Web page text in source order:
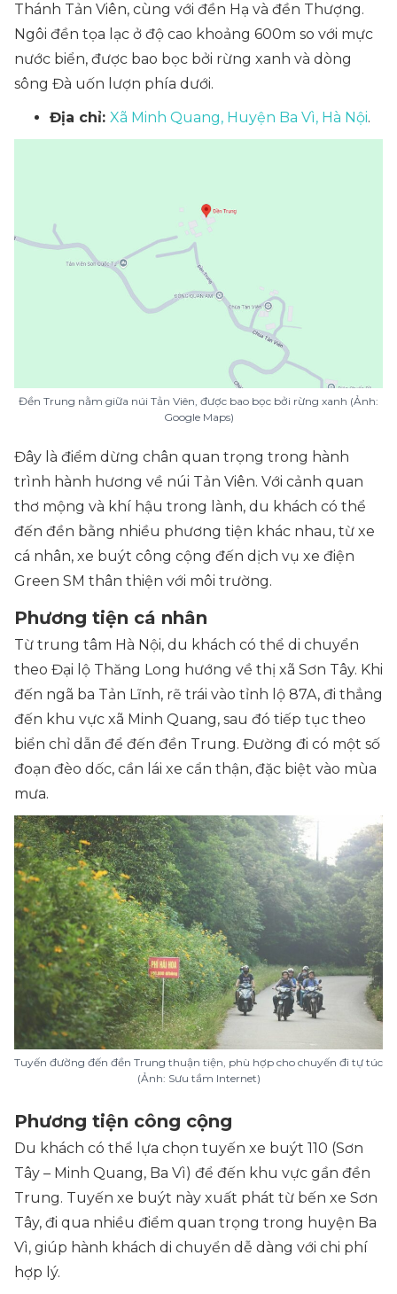
Thánh Tản Viên, cùng với đền Hạ và đền Thượng.
Ngôi đền tọa lạc ở độ cao khoảng 600m so với mực
nước biển, được bao bọc bởi rừng xanh và dòng
sông Đà uốn lượn phía dưới.
Địa chỉ: Xã Minh Quang, Huyện Ba Vì, Hà Nội.
Đền Trung nằm giữa núi Tản Viên, được bao bọc bởi rừng xanh (Ảnh:
Google Maps)
Đây là điểm dừng chân quan trọng trong hành
trình hành hương về núi Tản Viên. Với cảnh quan
thơ mộng và khí hậu trong lành, du khách có thể
đến đền bằng nhiều phương tiện khác nhau, từ xe
cá nhân, xe buýt công cộng đến dịch vụ xe điện
Green SM thân thiện với môi trường.
Phương tiện cá nhân
Từ trung tâm Hà Nội, du khách có thể di chuyển
theo Đại lộ Thăng Long hướng về thị xã Sơn Tây. Khi
đến ngã ba Tản Lĩnh, rẽ trái vào tỉnh lộ 87A, đi thẳng
đến khu vực xã Minh Quang, sau đó tiếp tục theo
biển chỉ dẫn để đến đền Trung. Đường đi có một số
đoạn đèo dốc, cần lái xe cẩn thận, đặc biệt vào mùa
mưa.
Tuyến đường đến đền Trung thuận tiện, phù hợp cho chuyến đi tự túc
(Ảnh: Sưu tầm Internet)
Phương tiện công cộng
Du khách có thể lựa chọn tuyến xe buýt 110 (Sơn
Tây – Minh Quang, Ba Vì) để đến khu vực gần đền
Trung. Tuyến xe buýt này xuất phát từ bến xe Sơn
Tây, đi qua nhiều điểm quan trọng trong huyện Ba
Vì, giúp hành khách di chuyển dễ dàng với chi phí
hợp lý.